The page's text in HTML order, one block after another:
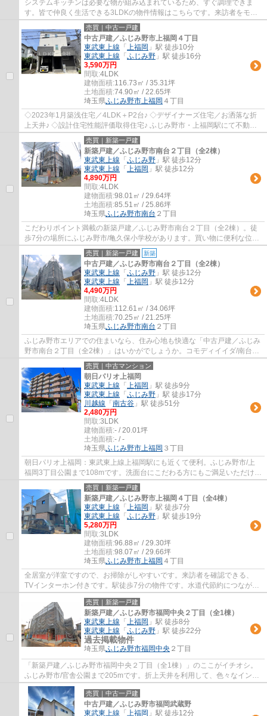
システムキッチンは必要な物が組み込まれているため、すぐ調理できま
す。皆で仲良く生活できる3LDKの物件情報はこちらです。来訪者をモニ
ターで確認できるTVインターホン付きです。駅...
売買｜中古一戸建
中古戸建／ふじみ野市上福岡４丁目
東武東上線 「 上福岡 」駅 徒歩10分
東武東上線 「 ふじみ野 」駅 徒歩16分
3,590万円
間取:4LDK
建物面積:116.73㎡ / 35.31坪
土地面積:74.90㎡ / 22.65坪
埼玉県ふじみ野市上福岡 ４丁目
◇2023年1月築浅住宅／4LDK＋P2台♪ ◇デザイナーズ住宅／お洒落な折
上天井♪ ◇設計住宅性能評価取得住宅♪ ふじみ野市・上福岡駅にて不動産
をお探しなら、ＬＤＫ(株)におまかせください。...
売買｜新築一戸建
新築戸建／ふじみ野市南台２丁目（全2棟）
東武東上線 「 ふじみ野 」駅 徒歩12分
東武東上線 「 上福岡 」駅 徒歩12分
4,890万円
間取:4LDK
建物面積:98.01㎡ / 29.64坪
土地面積:85.51㎡ / 25.86坪
埼玉県ふじみ野市南台 ２丁目
こだわりポイント満載の新築戸建／ふじみ野市南台２丁目（全2棟）。徒
歩7分の場所にふじみ野市/亀久保小学校があります。買い物に便利な位置
にスーパーもあります。こちらの物件は閑静...
売買｜新築一戸建 新築
中古戸建／ふじみ野市南台２丁目（全2棟）
東武東上線 「 ふじみ野 」駅 徒歩12分
東武東上線 「 上福岡 」駅 徒歩12分
4,490万円
間取:4LDK
建物面積:112.61㎡ / 34.06坪
土地面積:70.25㎡ / 21.25坪
埼玉県ふじみ野市南台 ２丁目
ふじみ野市エリアでの住まいなら、住み心地も快適な「中古戸建／ふじみ
野市南台２丁目（全2棟）」はいかがでしょうか。コモディイイダ/南台店
まで410mです。ふじみ野市/鶴ケ舞公園まで...
売買｜中古マンション
朝日パリオ上福岡
東武東上線 「 上福岡 」駅 徒歩9分
東武東上線 「 ふじみ野 」駅 徒歩17分
川越線 「 南古谷 」駅 徒歩51分
2,480万円
間取:3LDK
建物面積:- / 20.01坪
土地面積:- / -
埼玉県ふじみ野市上福岡 ３丁目
朝日パリオ上福岡：東武東上線上福岡駅にも近くて便利。ふじみ野市/上
福岡3丁目公園まで108mです。洗面台にこだわる方にもご満足いただける
設計になっております。広々としたゆとりあ...
売買｜新築一戸建
新築戸建／ふじみ野市上福岡４丁目（全4棟）
東武東上線 「 上福岡 」駅 徒歩7分
東武東上線 「 ふじみ野 」駅 徒歩19分
5,280万円
間取:3LDK
建物面積:96.88㎡ / 29.30坪
土地面積:98.07㎡ / 29.66坪
埼玉県ふじみ野市上福岡 ４丁目
全居室が洋室ですので、お掃除がしやすいです。来訪者を確認できる、
TVインターホン付きです。駅徒歩7分の物件です。水道代節約につながる
追い焚き機能付きです。住まい探しでお困りの...
売買｜新築一戸建
新築戸建／ふじみ野市福岡中央２丁目（全1棟）
東武東上線 「 上福岡 」駅 徒歩8分
東武東上線 「 ふじみ野 」駅 徒歩22分
過去掲載物件
埼玉県ふじみ野市福岡中央 ２丁目
「新築戸建／ふじみ野市福岡中央２丁目（全1棟）」のここがイチオシ。
ふじみ野市/官舎公園まで205mです。折上天井を利用して、色々なインテ
リアを楽しむ事が出来ます。内外装共に綺麗...
売買｜中古一戸建
中古戸建／ふじみ野市福岡武蔵野
東武東上線 「 上福岡 」駅 徒歩12分